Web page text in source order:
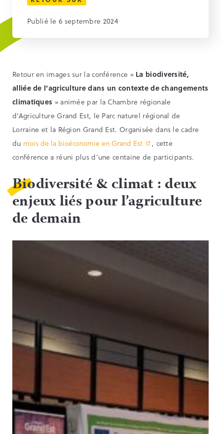
Publié le 6 septembre 2024
Retour en images sur la conférence « La biodiversité,
alliée de l’agriculture dans un contexte de changements
climatiques » animée par la Chambre régionale
d’Agriculture Grand Est, le Parc naturel régional de
Lorraine et la Région Grand Est. Organisée dans le cadre
du mois de la bioéconomie en Grand Est
, cette
conférence a réuni plus d’une centaine de participants.
Biodiversité & climat : deux
enjeux liés pour l’agriculture
de demain